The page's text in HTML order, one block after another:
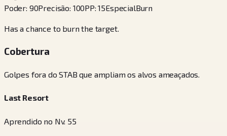
Poder: 90Precisão: 100PP:15EspecialBurn
Has a chance to burn the target.
Cobertura
Golpes fora do STAB que ampliam os alvos ameaçados.
Last Resort
Aprendido no Nv. 55